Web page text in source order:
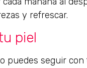
y refrescar.
piel
puedes seguir